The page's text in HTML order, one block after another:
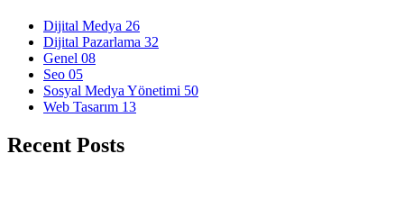
Dijital Medya 26
Dijital Pazarlama 32
Genel 08
Seo 05
Sosyal Medya Yönetimi 50
Web Tasarım 13
Recent Posts